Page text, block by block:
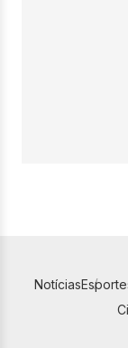
Notícias